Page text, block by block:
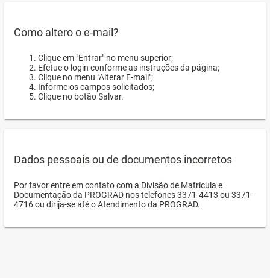
Como altero o e-mail?
Clique em "Entrar" no menu superior;
Efetue o login conforme as instruções da página;
Clique no menu "Alterar E-mail";
Informe os campos solicitados;
Clique no botão Salvar.
Dados pessoais ou de documentos incorretos
Por favor entre em contato com a Divisão de Matrícula e
Documentação da PROGRAD nos telefones 3371-4413 ou 3371-
4716 ou dirija-se até o Atendimento da PROGRAD.